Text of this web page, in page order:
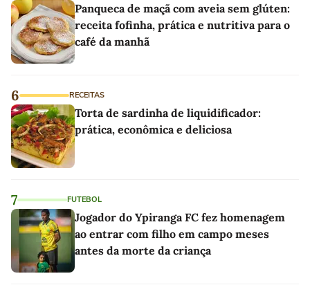
Panqueca de maçã com aveia sem glúten:
receita fofinha, prática e nutritiva para o
café da manhã
6 RECEITAS
Torta de sardinha de liquidificador:
prática, econômica e deliciosa
7 FUTEBOL
Jogador do Ypiranga FC fez homenagem
ao entrar com filho em campo meses
antes da morte da criança